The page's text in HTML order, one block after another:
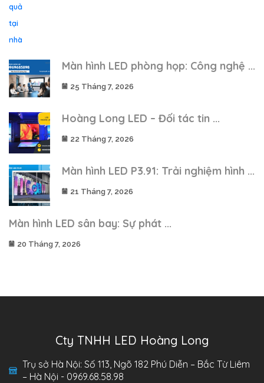
Màn hình LED phòng họp: Công nghệ ...
25 Tháng 7, 2026
Hoàng Long LED – Đối tác tin ...
22 Tháng 7, 2026
Màn hình LED P3.91: Trải nghiệm hình ...
21 Tháng 7, 2026
Màn hình LED sân bay: Sự phát ...
20 Tháng 7, 2026
Cty TNHH LED Hoàng Long
Trụ sở Hà Nội: Số 113, Ngõ 182 Phú Diễn – Bắc Từ Liêm
– Hà Nội - 0969.68.58.98